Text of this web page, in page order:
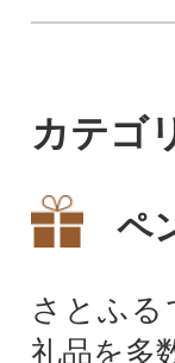
カテゴ
ペ
さとふ
礼品を多